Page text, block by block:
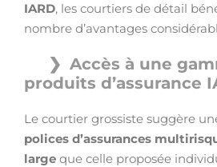
IARD, les courtiers de détail
nombre d’avantages
Accès à une
produits d’assurance
Le courtier grossiste suggère
polices d’assurances
large que celle proposée